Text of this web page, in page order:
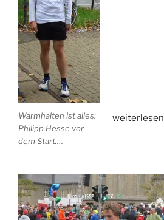
Warmhalten ist alles:
Philipp Hesse vor
dem Start….
„KJV-
Köln-
Marathon
an“
weiterlesen